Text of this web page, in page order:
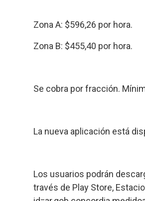
Zona A: $596,26 por hora.
Zona B: $455,40 por hora.
Se cobra por fracción.
La nueva aplicación está
Los usuarios podrán
través de Play Store,